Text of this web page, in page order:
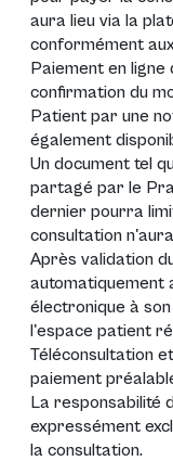
aura lieu via la
conformément
Paiement en ligne
confirmation du
Patient par une
également
Un document tel
partagé par le
dernier pourra
consultation
Après validation
automatiquement
électronique à
l'espace patient
Téléconsultation
paiement
La responsabilité
expressément
la consultation.